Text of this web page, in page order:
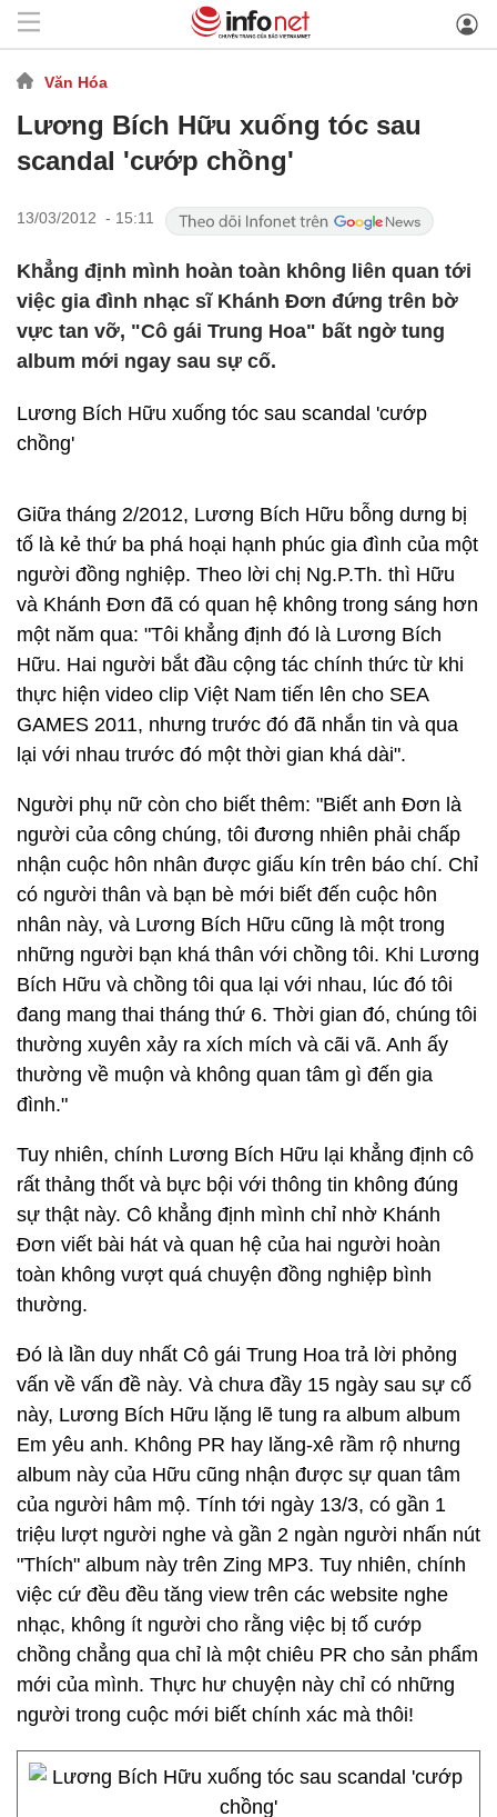
Văn Hóa
Lương Bích Hữu xuống tóc sau
scandal 'cướp chồng'
13/03/2012 - 15:11
Khẳng định mình hoàn toàn không liên quan tới
việc gia đình nhạc sĩ Khánh Đơn đứng trên bờ
vực tan vỡ, "Cô gái Trung Hoa" bất ngờ tung
album mới ngay sau sự cố.
Lương Bích Hữu xuống tóc sau scandal 'cướp
chồng'
Giữa tháng 2/2012, Lương Bích Hữu bỗng dưng bị
tố là kẻ thứ ba phá hoại hạnh phúc gia đình của một
người đồng nghiệp. Theo lời chị Ng.P.Th. thì Hữu
và Khánh Đơn đã có quan hệ không trong sáng hơn
một năm qua: "Tôi khẳng định đó là Lương Bích
Hữu. Hai người bắt đầu cộng tác chính thức từ khi
thực hiện video clip Việt Nam tiến lên cho SEA
GAMES 2011, nhưng trước đó đã nhắn tin và qua
lại với nhau trước đó một thời gian khá dài".
Người phụ nữ còn cho biết thêm: "Biết anh Đơn là
người của công chúng, tôi đương nhiên phải chấp
nhận cuộc hôn nhân được giấu kín trên báo chí. Chỉ
có người thân và bạn bè mới biết đến cuộc hôn
nhân này, và Lương Bích Hữu cũng là một trong
những người bạn khá thân với chồng tôi. Khi Lương
Bích Hữu và chồng tôi qua lại với nhau, lúc đó tôi
đang mang thai tháng thứ 6. Thời gian đó, chúng tôi
thường xuyên xảy ra xích mích và cãi vã. Anh ấy
thường về muộn và không quan tâm gì đến gia
đình."
Tuy nhiên, chính Lương Bích Hữu lại khẳng định cô
rất thảng thốt và bực bội với thông tin không đúng
sự thật này. Cô khẳng định mình chỉ nhờ Khánh
Đơn viết bài hát và quan hệ của hai người hoàn
toàn không vượt quá chuyện đồng nghiệp bình
thường.
Đó là lần duy nhất Cô gái Trung Hoa trả lời phỏng
vấn về vấn đề này. Và chưa đầy 15 ngày sau sự cố
này, Lương Bích Hữu lặng lẽ tung ra album album
Em yêu anh. Không PR hay lăng-xê rầm rộ nhưng
album này của Hữu cũng nhận được sự quan tâm
của người hâm mộ. Tính tới ngày 13/3, có gần 1
triệu lượt người nghe và gần 2 ngàn người nhấn nút
"Thích" album này trên Zing MP3. Tuy nhiên, chính
việc cứ đều đều tăng view trên các website nghe
nhạc, không ít người cho rằng việc bị tố cướp
chồng chẳng qua chỉ là một chiêu PR cho sản phẩm
mới của mình. Thực hư chuyện này chỉ có những
người trong cuộc mới biết chính xác mà thôi!